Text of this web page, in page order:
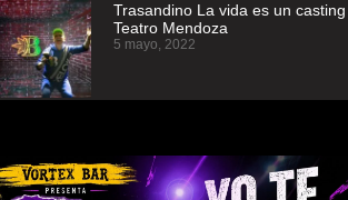
Trasandino La vida es un
Teatro Mendoza
5 mayo, 2022